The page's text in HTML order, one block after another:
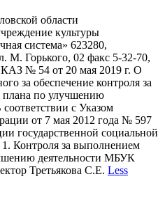
области
культуры
система» 623280,
М. Горького, 02 факс 5-32-70,
№ 54 от 20 мая 2019 г. О
за обеспечение контроля за
плана по улучшению
с Указом
от 7 мая 2012 года № 597
государственной социальной
за выполнением
деятельности МБУК
Третьякова С.Е. Less